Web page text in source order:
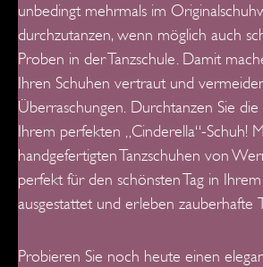
unbedingt mehrmals im
durchzutanzen, wenn möglich auch
Proben in der Tanzschule. Damit
Ihren Schuhen vertraut und
Überraschungen. Durchtanzen Sie
Ihrem perfekten „Cinderella“-Schuh!
handgefertigten Tanzschuhen von
perfekt fürden schönsten Tag in
ausgestattet und erleben zauberhafte
Probieren Sie noch heute einen